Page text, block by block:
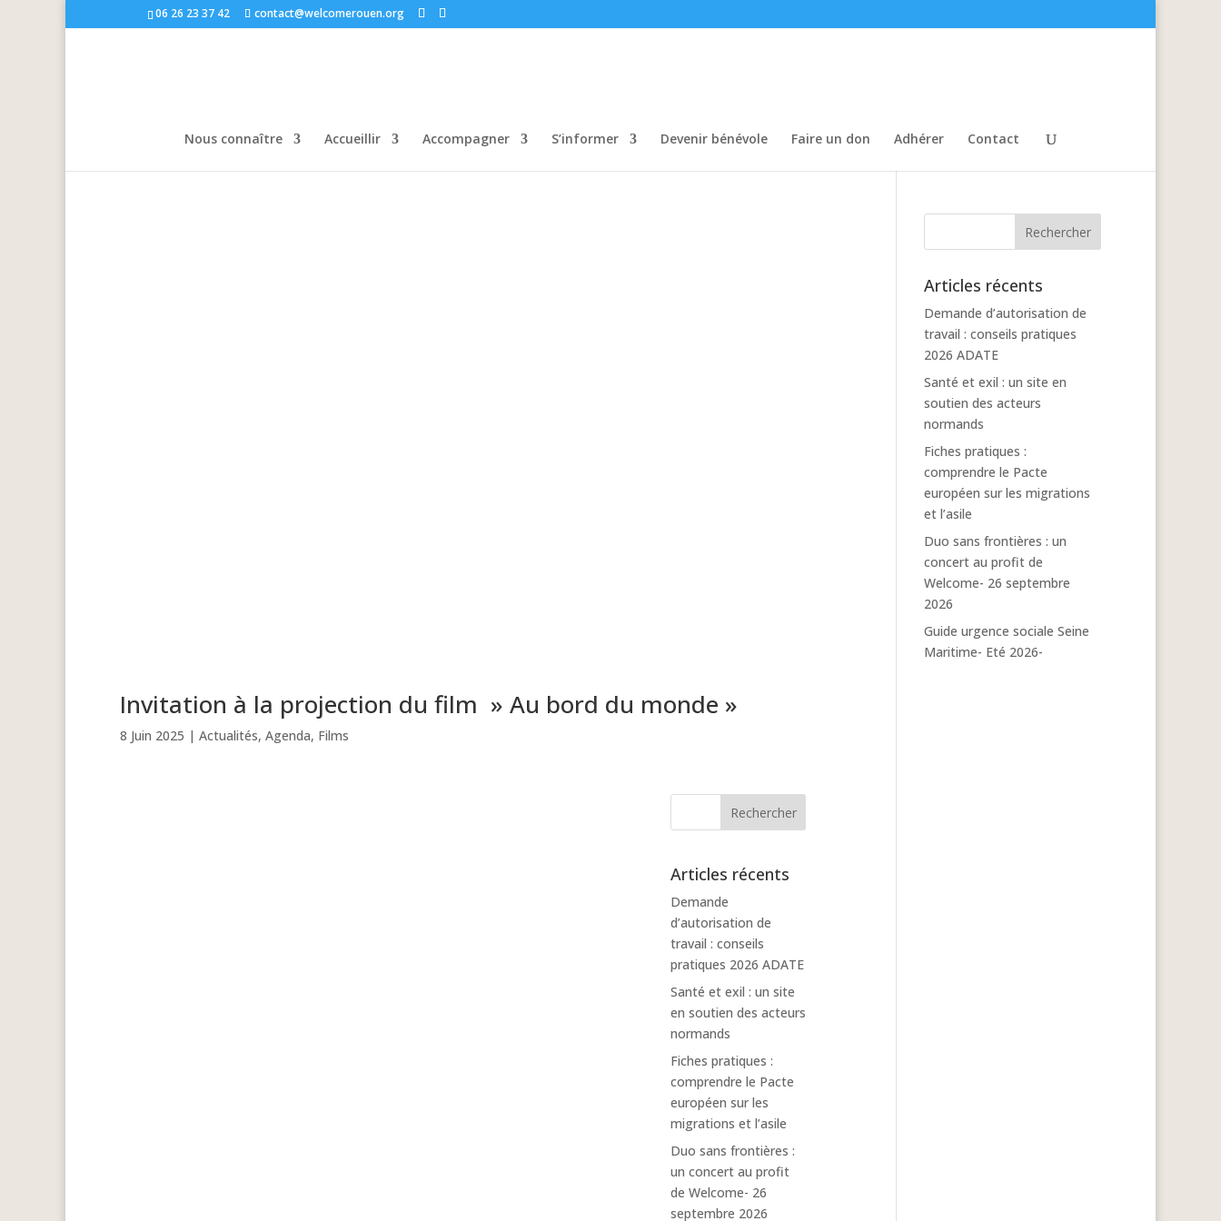
06 26 23 37 42 contact@welcomerouen.org
Nous connaître Accueillir Accompagner S’informer Devenir bénévole Faire un don Adhérer Contact
Invitation à la projection du film » Au bord du monde »
8 Juin 2025 | Actualités, Agenda, Films
Articles récents
Demande
d’autorisation de
travail : conseils
pratiques 2026 ADATE
Santé et exil : un site
en soutien des acteurs
normands
Fiches pratiques :
comprendre le Pacte
européen sur les
migrations et l’asile
Duo sans frontières :
un concert au profit
de Welcome- 26
septembre 2026
Articles récents
Demande d’autorisation de
travail : conseils pratiques
2026 ADATE
Santé et exil : un site en
soutien des acteurs
normands
Fiches pratiques :
comprendre le Pacte
européen sur les migrations
et l’asile
Duo sans frontières : un
concert au profit de
Welcome- 26 septembre
2026
Guide urgence sociale Seine
Maritime- Eté 2026-